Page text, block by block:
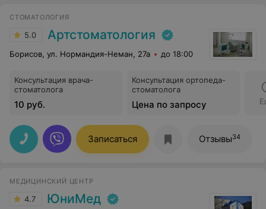
СТОМАТОЛОГИЯ
5.0 Артстоматология
Борисов, ул. Нормандия-Неман, 27а до 18:00
Консультация врача-
стоматолога
10 руб.
Консультация ортопеда-
стоматолога
Цена по запросу
Записаться Отзывы34
МЕДИЦИНСКИЙ ЦЕНТР
4.7 ЮниМед